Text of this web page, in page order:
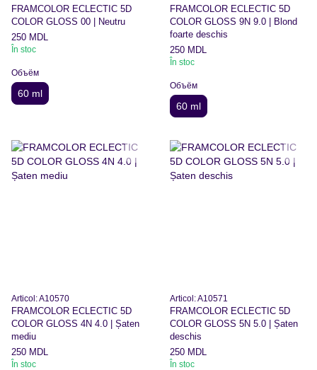
FRAMCOLOR ECLECTIC 5D
COLOR GLOSS 00 | Neutru
250 MDL
În stoc
Объём
60 ml
FRAMCOLOR ECLECTIC 5D
COLOR GLOSS 9N 9.0 | Blond
foarte deschis
250 MDL
În stoc
Объём
60 ml
Articol: A10570
FRAMCOLOR ECLECTIC 5D
COLOR GLOSS 4N 4.0 | Șaten
mediu
250 MDL
În stoc
Articol: A10571
FRAMCOLOR ECLECTIC 5D
COLOR GLOSS 5N 5.0 | Șaten
deschis
250 MDL
În stoc